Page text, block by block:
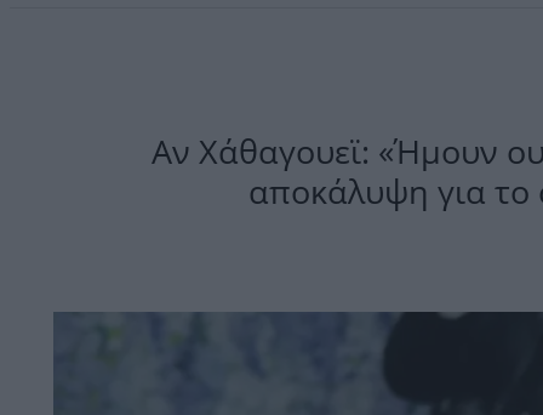
Αν Χάθαγουεϊ: «Ήμουν
αποκάλυψη για